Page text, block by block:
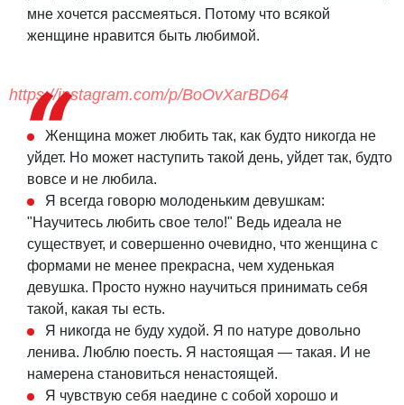
мне хочется рассмеяться. Потому что всякой
женщине нравится быть любимой.
https://instagram.com/p/BoOvXarBD64
Женщина может любить так, как будто никогда не
уйдет. Но может наступить такой день, уйдет так, будто
вовсе и не любила.
Я всегда говорю молоденьким девушкам:
"Научитесь любить свое тело!" Ведь идеала не
существует, и совершенно очевидно, что женщина с
формами не менее прекрасна, чем худенькая
девушка. Просто нужно научиться принимать себя
такой, какая ты есть.
Я никогда не буду худой. Я по натуре довольно
ленива. Люблю поесть. Я настоящая — такая. И не
намерена становиться ненастоящей.
Я чувствую себя наедине с собой хорошо и